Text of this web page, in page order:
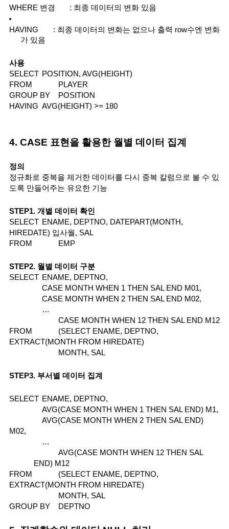
WHERE 변경 : 최종 데이터의 변화 있음
HAVING
: 최종 데이터의 변화는 없으나 출력 row수엔 변화
가 있음
사용
SELECT POSITION, AVG(HEIGHT)
FROM
PLAYER
GROUP BY
POSITION
HAVING AVG(HEIGHT) >= 180
4. CASE 표현을 활용한 월별 데이터 집계
정의
정규화로 중복을 제거한 데이터를 다시 중복 칼럼으로 볼 수 있
도록 만들어주는 유요한 기능
STEP1. 개별 데이터 확인
SELECT ENAME, DEPTNO, DATEPART(MONTH,
HIREDATE) 입사월, SAL
FROM
EMP
STEP2. 월별 데이터 구분
SELECT ENAME, DEPTNO,
CASE MONTH WHEN 1 THEN SAL END M01,
CASE MONTH WHEN 2 THEN SAL END M02,
…
CASE MONTH WHEN 12 THEN SAL END M12
FROM
(SELECT ENAME, DEPTNO,
EXTRACT(MONTH FROM HIREDATE)
MONTH, SAL
STEP3. 부서별 데이터 집계
SELECT ENAME, DEPTNO,
AVG(CASE MONTH WHEN 1 THEN SAL END) M1,
AVG(CASE MONTH WHEN 2 THEN SAL END)
M02,
…
AVG(CASE MONTH WHEN 12 THEN SAL
END) M12
FROM
(SELECT ENAME, DEPTNO,
EXTRACT(MONTH FROM HIREDATE)
MONTH, SAL
GROUP BY
DEPTNO